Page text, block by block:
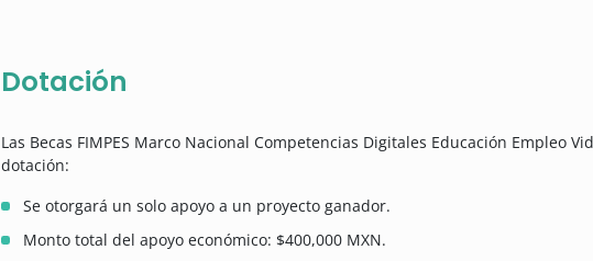
Dotación
Las Becas FIMPES Marco Nacional Competencias Digitales Educación Empleo
dotación:
Se otorgará un solo apoyo a un proyecto ganador.
Monto total del apoyo económico: $400,000 MXN.